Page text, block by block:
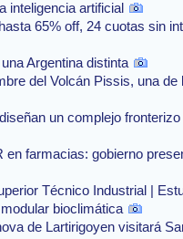
inteligencia artificial
65% off, 24 cuotas sin
Argentina distinta
del Volcán Pissis, una de
un complejo
farmacias: gobierno
Técnico Industrial |
bioclimática
de Lartirigoyen visitará